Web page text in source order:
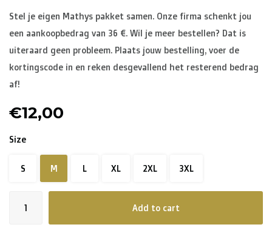
Stel je eigen Mathys pakket samen. Onze firma schenkt jou
een aankoopbedrag van 36 €. Wil je meer bestellen? Dat is
uiteraard geen probleem. Plaats jouw bestelling, voer de
kortingscode in en reken desgevallend het resterend bedrag
af!
€12,00
Size
S M L XL 2XL 3XL
Add to cart